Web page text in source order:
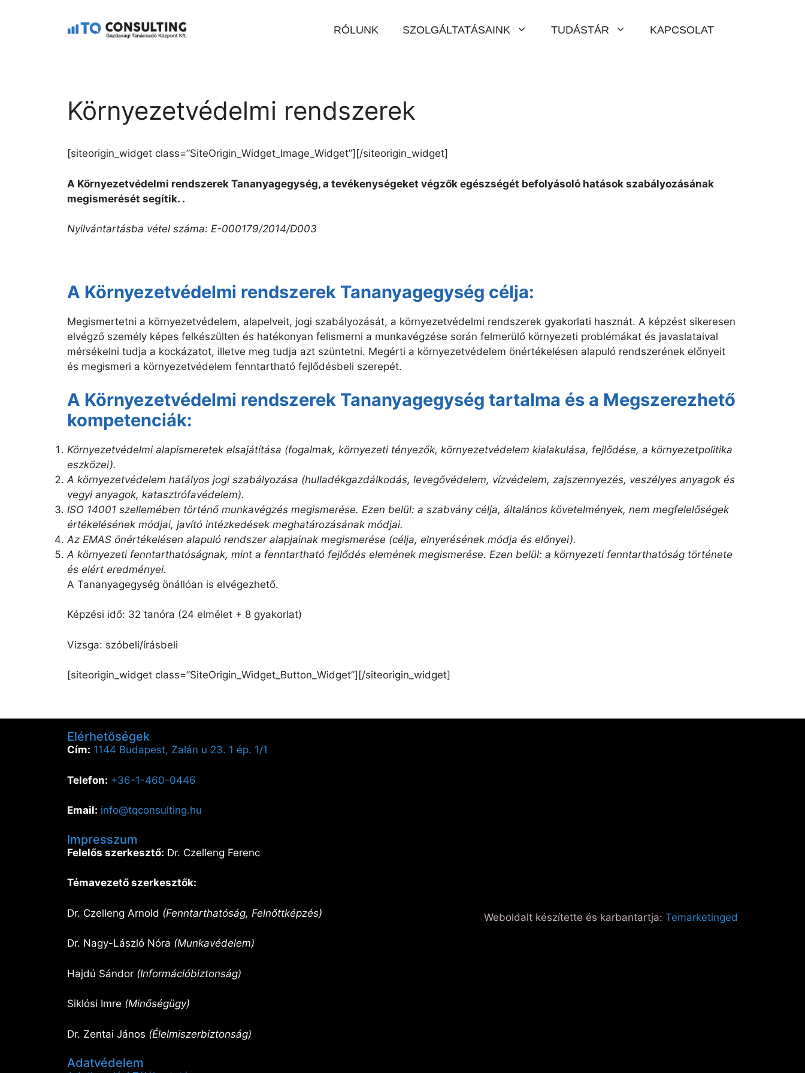
RÓLUNK SZOLGÁLTATÁSAINK TUDÁSTÁR KAPCSOLAT
Környezetvédelmi rendszerek
[siteorigin_widget class=”SiteOrigin_Widget_Image_Widget”] [/siteorigin_widget]
A Környezetvédelmi rendszerek Tananyagegység, a tevékenységeket végzők egészségét befolyásoló hatások szabályozásának
megismerését segítik. .
Nyilvántartásba vétel száma: E-000179/2014/D003
A Környezetvédelmi rendszerek Tananyagegység célja:
Megismertetni a környezetvédelem, alapelveit, jogi szabályozását, a környezetvédelmi rendszerek gyakorlati hasznát. A képzést sikeresen
elvégző személy képes felkészülten és hatékonyan felismerni a munkavégzése során felmerülő környezeti problémákat és javaslataival
mérsékelni tudja a kockázatot, illetve meg tudja azt szüntetni. Megérti a környezetvédelem önértékelésen alapuló rendszerének előnyeit
és megismeri a környezetvédelem fenntartható fejlődésbeli szerepét.
A Környezetvédelmi rendszerek Tananyagegység tartalma és a Megszerezhető
kompetenciák:
Környezetvédelmi alapismeretek elsajátítása (fogalmak, környezeti tényezők, környezetvédelem kialakulása, fejlődése, a környezetpolitika
eszközei).
A környezetvédelem hatályos jogi szabályozása (hulladékgazdálkodás, levegővédelem, vízvédelem, zajszennyezés, veszélyes anyagok és
vegyi anyagok, katasztrófavédelem).
ISO 14001 szellemében történő munkavégzés megismerése. Ezen belül: a szabvány célja, általános követelmények, nem megfelelőségek
értékelésének módjai, javító intézkedések meghatározásának módjai.
Az EMAS önértékelésen alapuló rendszer alapjainak megismerése (célja, elnyerésének módja és előnyei).
A környezeti fenntarthatóságnak, mint a fenntartható fejlődés elemének megismerése. Ezen belül: a környezeti fenntarthatóság története
és elért eredményei.
A Tananyagegység önállóan is elvégezhető.
Képzési idő: 32 tanóra (24 elmélet + 8 gyakorlat)
Vizsga: szóbeli/írásbeli
[siteorigin_widget class=”SiteOrigin_Widget_Button_Widget”] [/siteorigin_widget]
Elérhetőségek
Cím: 1144 Budapest, Zalán u 23. 1 ép. 1/1
Telefon: +36-1-460-0446
Email: info@tqconsulting.hu
Impresszum
Felelős szerkesztő: Dr. Czelleng Ferenc
Témavezető szerkesztők:
Dr. Czelleng Arnold (Fenntarthatóság, Felnőttképzés)
Dr. Nagy-László Nóra (Munkavédelem)
Hajdú Sándor (Információbiztonság)
Siklósi Imre (Minőségügy)
Dr. Zentai János (Élelmiszerbiztonság)
Adatvédelem
Weboldalt készítette és karbantartja: Temarketinged